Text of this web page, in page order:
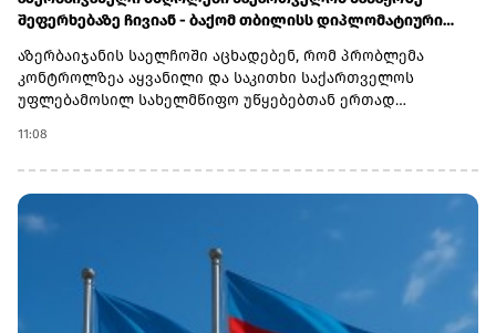
შეფერხებაზე ჩივიან - ბაქომ თბილისს დიპლომატიური
აზერბაიჯანის საელჩოში აცხადებენ, რომ პრობლემა
კონტროლზეა აყვანილი და საკითხი საქართველოს
უფლებამოსილ სახელმწიფო უწყებებთან ერთად
ელოდებიან საბაჟო პროცედურების დასრულებას
„სარფისა“ და „წითელი ხიდის“ სასაზღვრო-გამშვებ
პუნქტებზე, ასევე თბილისის გაფორმების ეკონომიკურ
ზონაში (გეზ).გადამზიდავების განცხადებით, მებაჟეები
შეჩერების კონკრეტულ მიზეზებს, ეხება ეს ტვირთს, წონას
თუ დოკუმენტაციას - არ განუმარტავენ.დაზარალებული
მძღოლები აცხადებენ, რომ პროცესი საგრძნობლად
გაჭიანურდა და ზოგ შემთხვევაში შეყოვნება თვეზე მეტს
11:08